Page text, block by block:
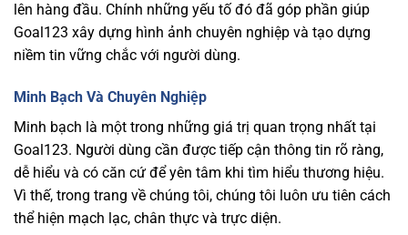
lên hàng đầu. Chính những yếu tố đó đã góp phần giúp
Goal123 xây dựng hình ảnh chuyên nghiệp và tạo dựng
niềm tin vững chắc với người dùng.
Minh Bạch Và Chuyên Nghiệp
Minh bạch là một trong những giá trị quan trọng nhất tại
Goal123. Người dùng cần được tiếp cận thông tin rõ ràng,
dễ hiểu và có căn cứ để yên tâm khi tìm hiểu thương hiệu.
Vì thế, trong trang về chúng tôi, chúng tôi luôn ưu tiên cách
thể hiện mạch lạc, chân thực và trực diện.